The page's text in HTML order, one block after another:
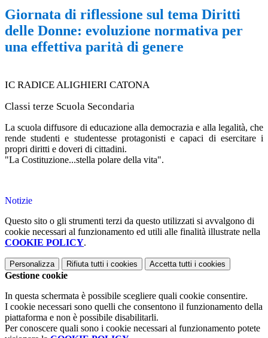
Giornata di riflessione sul tema Diritti
delle Donne: evoluzione normativa per
una effettiva parità di genere
IC RADICE ALIGHIERI CATONA
Classi terze Scuola Secondaria
La scuola diffusore di educazione alla democrazia e alla legalità, che
rende studenti e studentesse protagonisti e capaci di esercitare i
propri diritti e doveri di cittadini.
"La Costituzione...stella polare della vita".
Notizie
Questo sito o gli strumenti terzi da questo utilizzati si avvalgono di
cookie necessari al funzionamento ed utili alle finalità illustrate nella
COOKIE POLICY.
Personalizza Rifiuta tutti i cookies Accetta tutti i cookies
Gestione cookie
In questa schermata è possibile scegliere quali cookie consentire.
I cookie necessari sono quelli che consentono il funzionamento della
piattaforma e non è possibile disabilitarli.
Per conoscere quali sono i cookie necessari al funzionamento potete